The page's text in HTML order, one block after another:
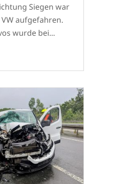
Siegen war
aufgefahren.
wurde bei...